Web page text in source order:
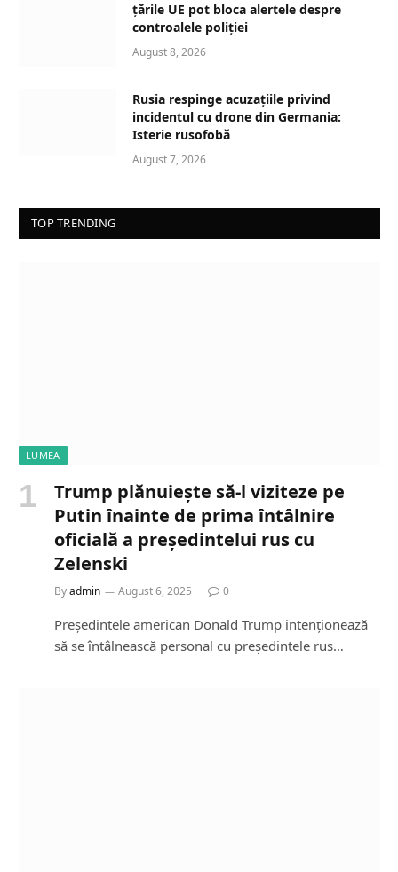
țările UE pot bloca alertele despre
controalele poliției
August 8, 2026
Rusia respinge acuzațiile privind
incidentul cu drone din Germania:
Isterie rusofobă
August 7, 2026
TOP TRENDING
LUMEA
Trump plănuiește să-l viziteze pe
Putin înainte de prima întâlnire
oficială a președintelui rus cu
Zelenski
Byadmin August 6, 2025 0
Președintele american Donald Trump intenționează
să se întâlnească personal cu președintele rus…